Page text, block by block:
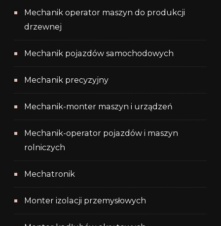
Mechanik operator maszyn do produkcji
drzewnej
Mechanik pojazdów samochodowych
Mechanik precyzyjny
Mechanik-monter maszyn i urządzeń
Mechanik-operator pojazdów i maszyn
rolniczych
Mechatronik
Monter izolacji przemysłowych